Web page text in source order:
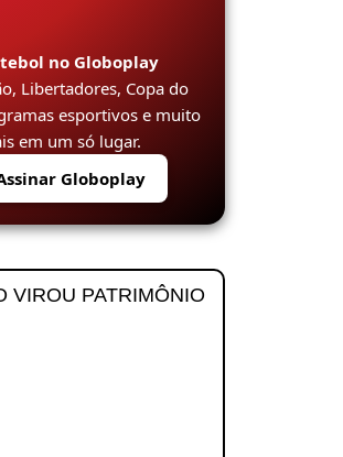
no Globoplay
Libertadores, Copa do
esportivos e muito
em um só lugar.
Globoplay
VIROU PATRIMÔNIO